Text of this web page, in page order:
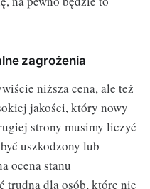
zagrożenia
niższa cena, ale też
jakości, który nowy
strony musimy liczyć
uszkodzony lub
ocena stanu
trudna dla osób, które nie